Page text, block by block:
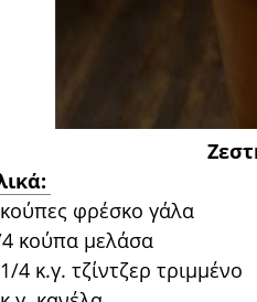
φρέσκο γάλα
κούπα μελάσα
4 κ.γ. τζίντζερ τριμμένο